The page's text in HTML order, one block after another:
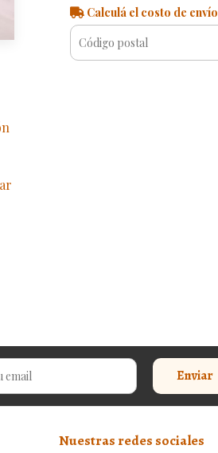
Calculá el costo de envío
Enviar
Nuestras redes sociales